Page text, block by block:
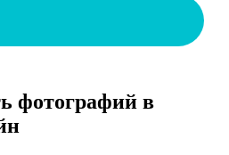
фотографий в